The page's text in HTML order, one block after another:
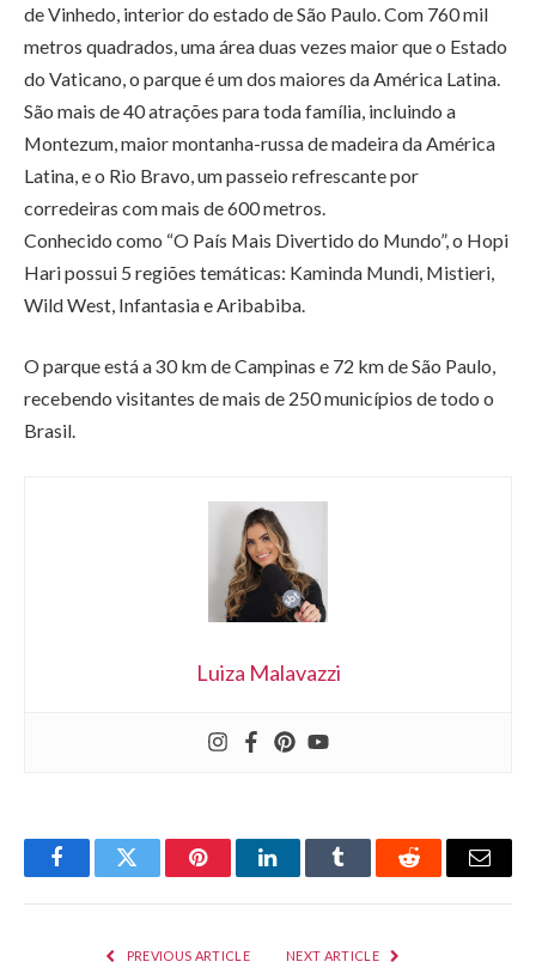
de Vinhedo, interior do estado de São Paulo. Com 760 mil
metros quadrados, uma área duas vezes maior que o Estado
do Vaticano, o parque é um dos maiores da América Latina.
São mais de 40 atrações para toda família, incluindo a
Montezum, maior montanha-russa de madeira da América
Latina, e o Rio Bravo, um passeio refrescante por
corredeiras com mais de 600 metros.
Conhecido como “O País Mais Divertido do Mundo”, o Hopi
Hari possui 5 regiões temáticas: Kaminda Mundi, Mistieri,
Wild West, Infantasia e Aribabiba.
O parque está a 30 km de Campinas e 72 km de São Paulo,
recebendo visitantes de mais de 250 municípios de todo o
Brasil.
Luiza Malavazzi
FacebookTwitter PinterestLinkedInTumblr Reddit Email
PREVIOUS ARTICLE NEXT ARTICLE